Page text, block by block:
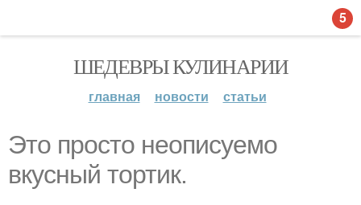
ШЕДЕВРЫ КУЛИНАРИИ
главная новости статьи
Это просто неописуемо
вкусный тортик.
5